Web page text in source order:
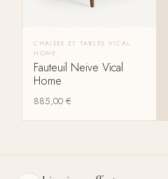
CHAISES ET TABLES VICAL
HOME
Fauteuil Neive Vical
Home
885,00€